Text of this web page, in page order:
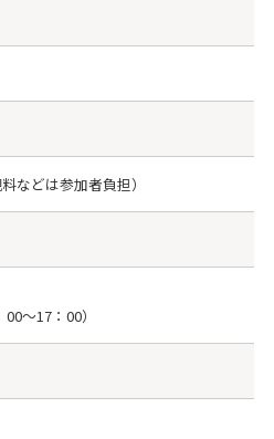
などは参加者負担）
00～17：00）